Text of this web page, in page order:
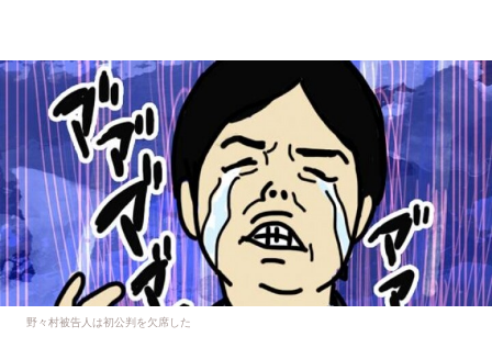
野々村被告人は初公判を欠席した